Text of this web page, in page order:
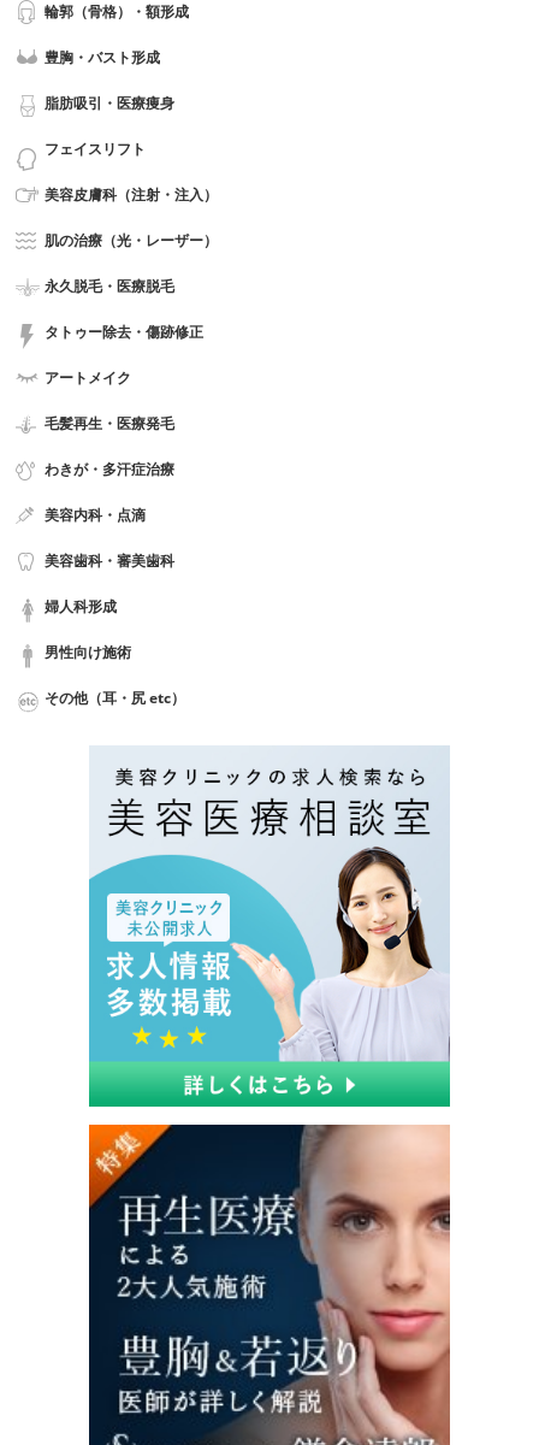
輪郭（骨格）・額形成
豊胸・バスト形成
脂肪吸引・医療痩身
フェイスリフト
美容皮膚科（注射・注入）
肌の治療（光・レーザー）
永久脱毛・医療脱毛
タトゥー除去・傷跡修正
アートメイク
毛髪再生・医療発毛
わきが・多汗症治療
美容内科・点滴
美容歯科・審美歯科
婦人科形成
男性向け施術
その他（耳・尻 etc）